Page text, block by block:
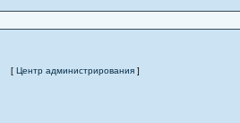
[ Центр администрирования ]